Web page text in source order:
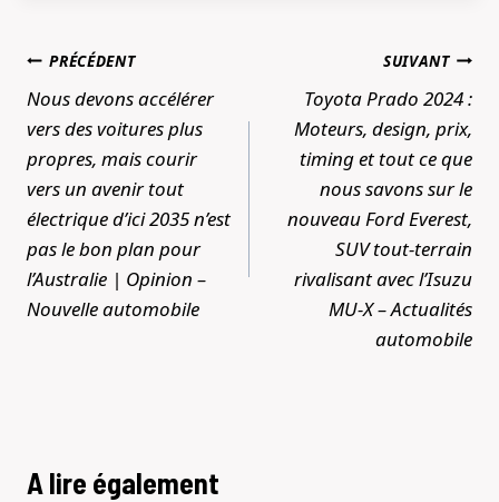
Navigation
de
l’article
PRÉCÉDENT
Nous devons accélérer
vers des voitures plus
propres, mais courir
vers un avenir tout
électrique d’ici 2035 n’est
pas le bon plan pour
l’Australie | Opinion –
Nouvelle automobile
SUIVANT
Toyota Prado 2024 :
Moteurs, design, prix,
timing et tout ce que
nous savons sur le
nouveau Ford Everest,
SUV tout-terrain
rivalisant avec l’Isuzu
MU-X – Actualités
automobile
A lire également